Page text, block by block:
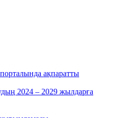
ақпаратты
2024 – 2029 жылдарға